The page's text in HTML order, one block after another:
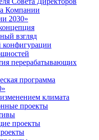
Компании
2030»
взгляд
конфигурации
перерабатывающих
программа
климата
проекты
проекты